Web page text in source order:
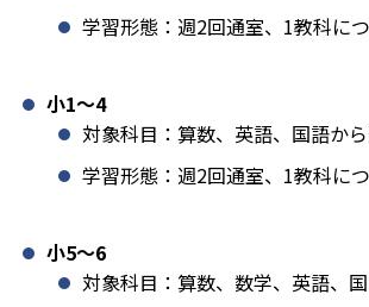
学習形態：週2回通室、1教科に
小1️〜4
対象科目：算数、英語、国語か
学習形態：週2回通室、1教科に
小5〜6
対象科目：算数、数学、英語、